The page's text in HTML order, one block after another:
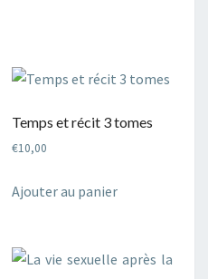
Temps et récit 3 tomes
€10,00
Ajouter au panier